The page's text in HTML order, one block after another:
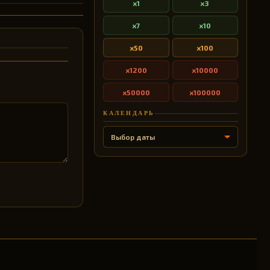
x1 x3
x7 x10
x50 x100
x1200 x10000
x50000 x100000
КАЛЕНДАРЬ
Выбор даты